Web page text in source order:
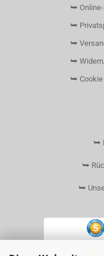
⮩ Online-
⮩
⮩
⮩
⮩ Cookie
⮩
⮩
⮩